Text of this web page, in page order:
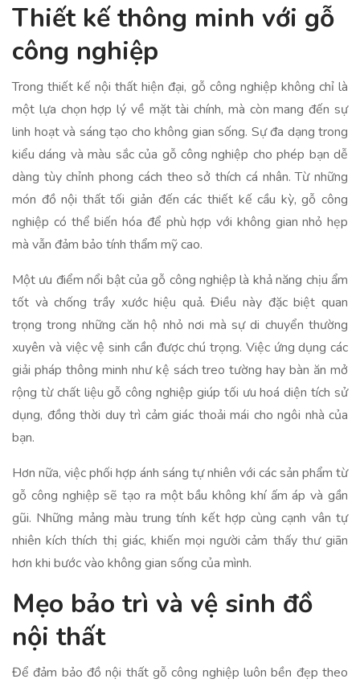
Thiết kế thông minh với gỗ
công nghiệp
Trong thiết kế nội thất hiện đại, gỗ công nghiệp không chỉ là
một lựa chọn hợp lý về mặt tài chính, mà còn mang đến sự
linh hoạt và sáng tạo cho không gian sống. Sự đa dạng trong
kiểu dáng và màu sắc của gỗ công nghiệp cho phép bạn dễ
dàng tùy chỉnh phong cách theo sở thích cá nhân. Từ những
món đồ nội thất tối giản đến các thiết kế cầu kỳ, gỗ công
nghiệp có thể biến hóa để phù hợp với không gian nhỏ hẹp
mà vẫn đảm bảo tính thẩm mỹ cao.
Một ưu điểm nổi bật của gỗ công nghiệp là khả năng chịu ẩm
tốt và chống trầy xước hiệu quả. Điều này đặc biệt quan
trọng trong những căn hộ nhỏ nơi mà sự di chuyển thường
xuyên và việc vệ sinh cần được chú trọng. Việc ứng dụng các
giải pháp thông minh như kệ sách treo tường hay bàn ăn mở
rộng từ chất liệu gỗ công nghiệp giúp tối ưu hoá diện tích sử
dụng, đồng thời duy trì cảm giác thoải mái cho ngôi nhà của
bạn.
Hơn nữa, việc phối hợp ánh sáng tự nhiên với các sản phẩm từ
gỗ công nghiệp sẽ tạo ra một bầu không khí ấm áp và gần
gũi. Những mảng màu trung tính kết hợp cùng cạnh vân tự
nhiên kích thích thị giác, khiến mọi người cảm thấy thư giãn
hơn khi bước vào không gian sống của mình.
Mẹo bảo trì và vệ sinh đồ
nội thất
Để đảm bảo đồ nội thất gỗ công nghiệp luôn bền đẹp theo